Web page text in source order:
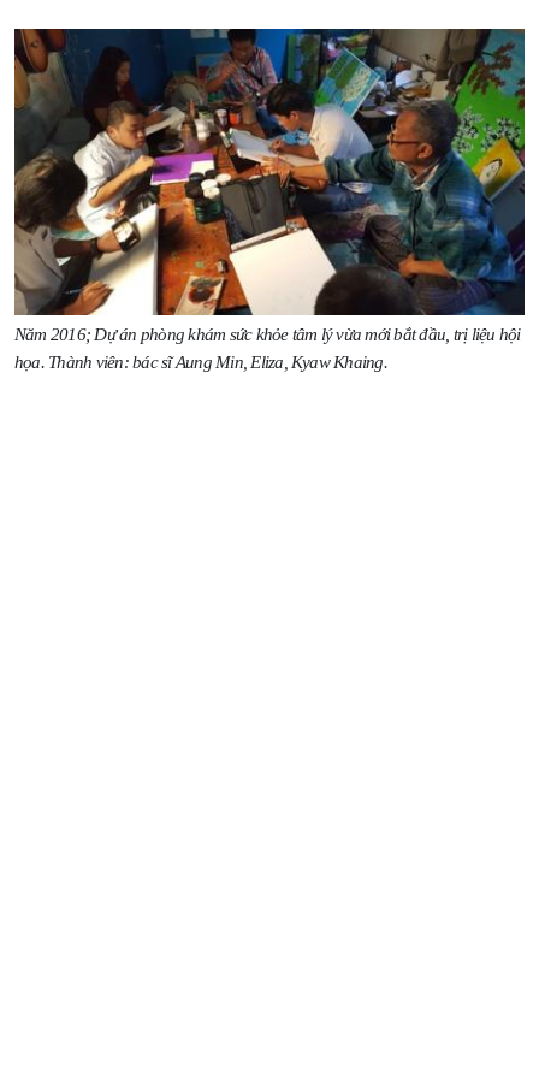
Năm 2016; Dự án phòng khám sức khỏe tâm lý vừa mới bắt đầu, trị liệu hội
họa. Thành viên: bác sĩ Aung Min, Eliza, Kyaw Khaing.